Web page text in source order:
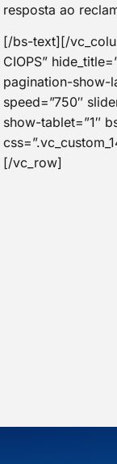
resposta ao
[/bs-text][/
CIOPS”
pagination-show-
speed=”750″
show-tablet=”1″
[/vc_row]